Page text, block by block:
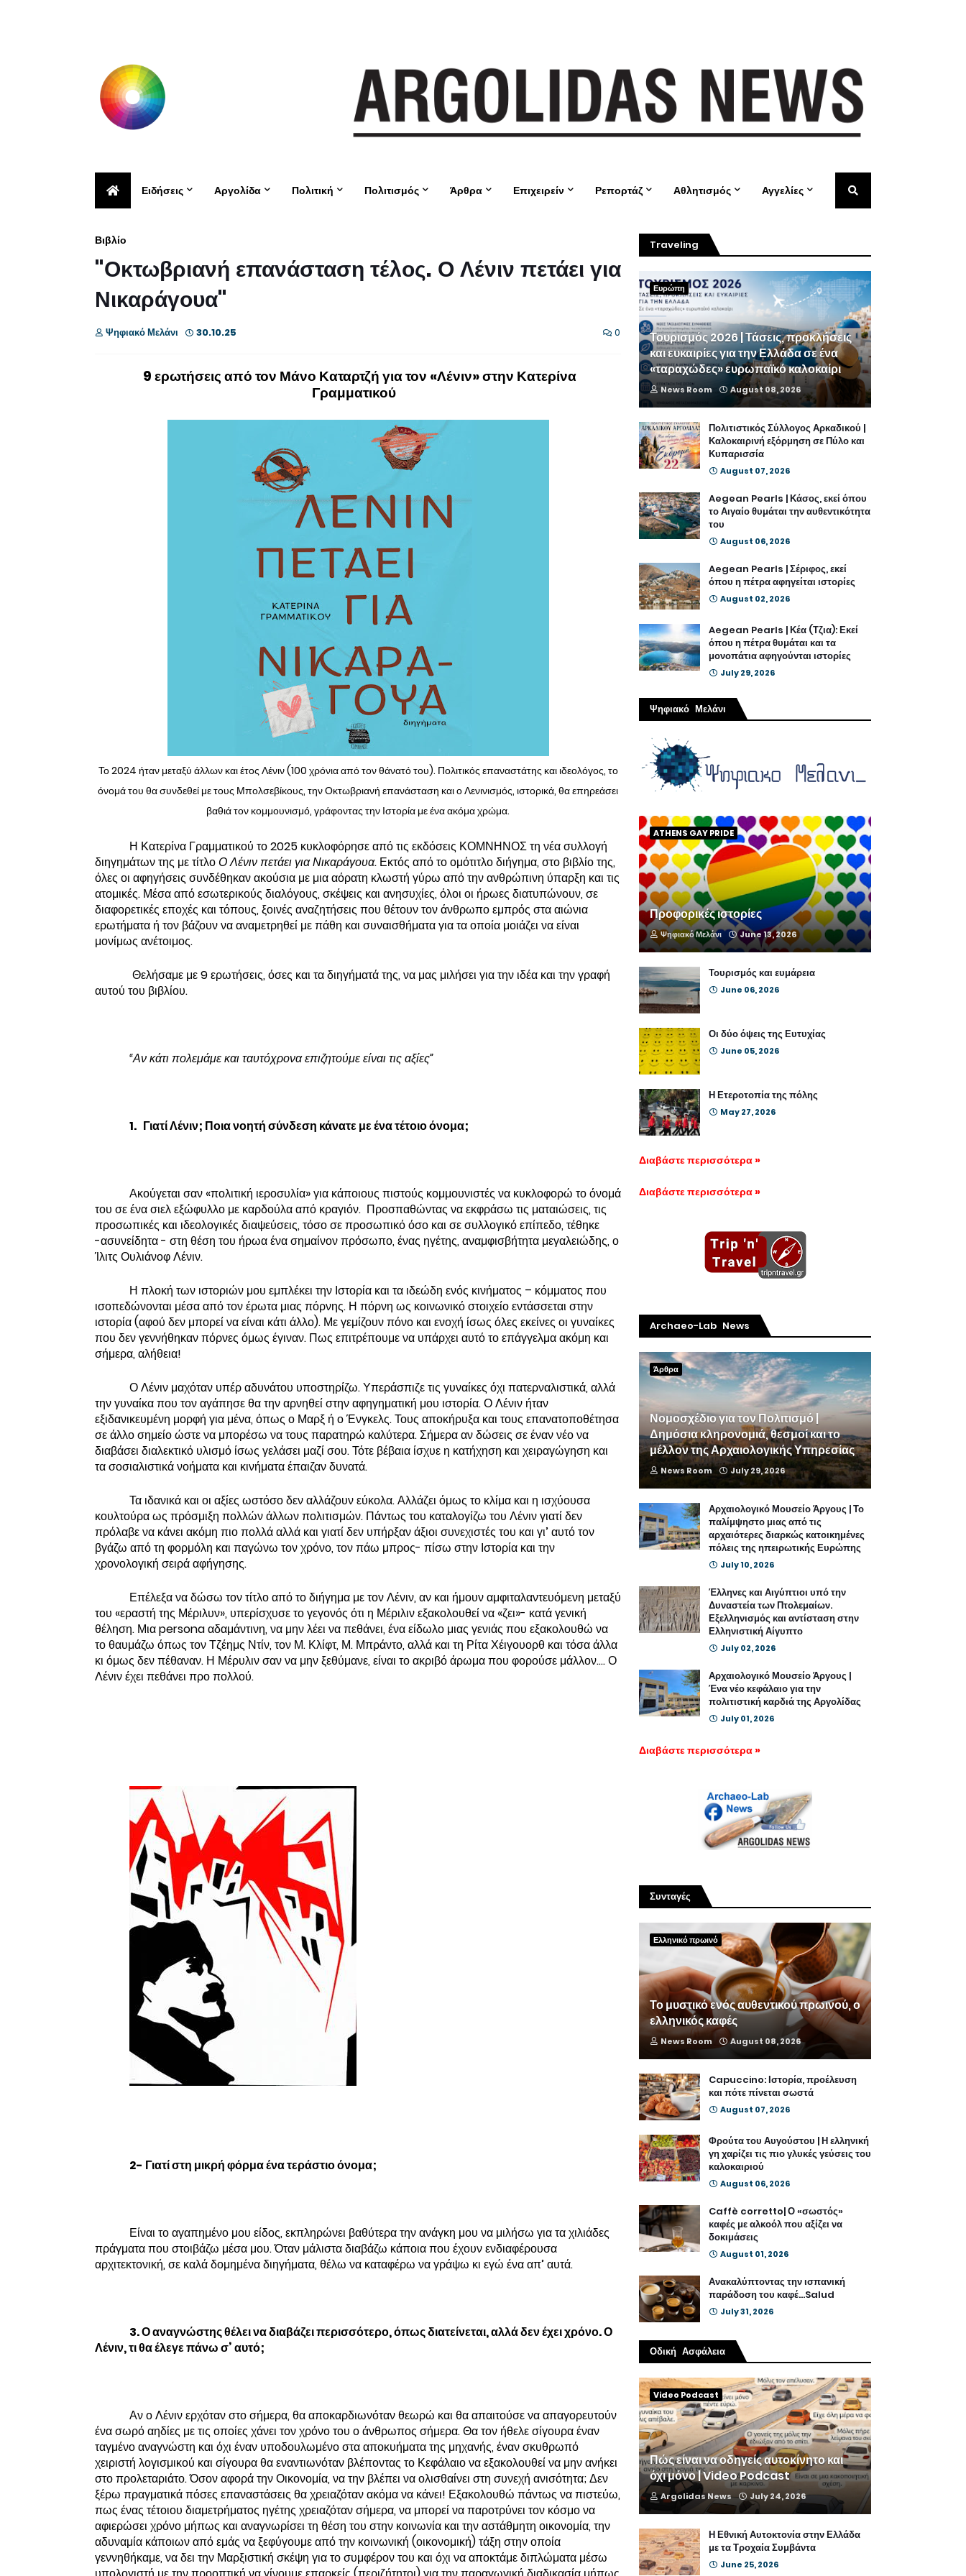
Ειδήσεις Αργολίδα Πολιτική Πολιτισμός Άρθρα Επιχειρείν Ρεπορτάζ Αθλητισμός Αγγελίες
Βιβλίο
"Οκτωβριανή επανάσταση τέλος. Ο Λένιν πετάει για
Νικαράγουα"
Ψηφιακό Μελάνι 30.10.25 0
9 ερωτήσεις από τον Μάνο Καταρτζή για τον «Λένιν» στην Κατερίνα
Γραμματικού
Το 2024 ήταν μεταξύ άλλων και έτος Λένιν (100 χρόνια από τον θάνατό του). Πολιτικός επαναστάτης και ιδεολόγος, το
όνομά του θα συνδεθεί με τους Μπολσεβίκους, την Οκτωβριανή επανάσταση και ο Λενινισμός, ιστορικά, θα επηρεάσει
βαθιά τον κομμουνισμό, γράφοντας την Ιστορία με ένα ακόμα χρώμα.
Η Κατερίνα Γραμματικού το 2025 κυκλοφόρησε από τις εκδόσεις ΚΟΜΝΗΝΟΣ τη νέα συλλογή
διηγημάτων της με τίτλοΟ Λένιν πετάει για Νικαράγουα. Εκτός από το ομότιτλο διήγημα, στο βιβλίο της,
όλες οι αφηγήσεις συνδέθηκαν ακούσια με μια αόρατη κλωστή γύρω από την ανθρώπινη ύπαρξη και τις
ατομικές. Μέσα από εσωτερικούς διαλόγους, σκέψεις και ανησυχίες, όλοι οι ήρωες διατυπώνουν, σε
διαφορετικές εποχές και τόπους, ξοινές αναζητήσεις που θέτουν τον άνθρωπο εμπρός στα αιώνια
ερωτήματα ή τον βάζουν να αναμετρηθεί με πάθη και συναισθήματα για τα οποία μοιάζει να είναι
μονίμως ανέτοιμος.
Θελήσαμε με 9 ερωτήσεις, όσες και τα διηγήματά της, να μας μιλήσει για την ιδέα και την γραφή
αυτού του βιβλίου.
“Αν κάτι πολεμάμε και ταυτόχρονα επιζητούμε είναι τις αξίες”
1. Γιατί Λένιν; Ποια νοητή σύνδεση κάνατε με ένα τέτοιο όνομα;
Ακούγεται σαν «πολιτική ιεροσυλία» για κάποιους πιστούς κομμουνιστές να κυκλοφορώ το όνομά
του σε ένα σιελ εξώφυλλο με καρδούλα από κραγιόν. Προσπαθώντας να εκφράσω τις ματαιώσεις, τις
προσωπικές και ιδεολογικές διαψεύσεις, τόσο σε προσωπικό όσο και σε συλλογικό επίπεδο, τέθηκε
-ασυνείδητα - στη θέση του ήρωα ένα σημαίνον πρόσωπο, ένας ηγέτης, αναμφισβήτητα μεγαλειώδης, ο
Ίλιτς Ουλιάνοφ Λένιν.
Η πλοκή των ιστοριών μου εμπλέκει την Ιστορία και τα ιδεώδη ενός κινήματος – κόμματος που
ισοπεδώνονται μέσα από τον έρωτα μιας πόρνης. Η πόρνη ως κοινωνικό στοιχείο εντάσσεται στην
ιστορία (αφού δεν μπορεί να είναι κάτι άλλο). Με γεμίζουν πόνο και ενοχή ίσως όλες εκείνες οι γυναίκες
που δεν γεννήθηκαν πόρνες όμως έγιναν. Πως επιτρέπουμε να υπάρχει αυτό το επάγγελμα ακόμη και
σήμερα, αλήθεια!
Ο Λένιν μαχόταν υπέρ αδυνάτου υποστηρίζω. Υπεράσπιζε τις γυναίκες όχι πατερναλιστικά, αλλά
την γυναίκα που τον αγάπησε θα την αρνηθεί στην αφηγηματική μου ιστορία. Ο Λένιν ήταν
εξιδανικευμένη μορφή για μένα, όπως ο Μαρξ ή ο Ένγκελς. Τους αποκήρυξα και τους επανατοποθέτησα
σε άλλο σημείο ώστε να μπορέσω να τους παρατηρώ καλύτερα. Σήμερα αν δώσεις σε έναν νέο να
διαβάσει διαλεκτικό υλισμό ίσως γελάσει μαζί σου. Τότε βέβαια ίσχυε η κατήχηση και χειραγώγηση και
τα σοσιαλιστικά νοήματα και κινήματα έπαιζαν δυνατά.
Τα ιδανικά και οι αξίες ωστόσο δεν αλλάζουν εύκολα. Αλλάζει όμως το κλίμα και η ισχύουσα
κουλτούρα ως πρόσμιξη πολλών άλλων πολιτισμών. Πάντως του καταλογίζω του Λένιν γιατί δεν
πρόλαβε να κάνει ακόμη πιο πολλά αλλά και γιατί δεν υπήρξαν άξιοι συνεχιστές του και γι’ αυτό τον
βγάζω από τη φορμόλη και παγώνω τον χρόνο, τον πάω μπρος- πίσω στην Ιστορία και την
χρονολογική σειρά αφήγησης.
Επέλεξα να δώσω τον τίτλο από το διήγημα με τον Λένιν, αν και ήμουν αμφιταλαντευόμενη μεταξύ
του «εραστή της Μέριλυν», υπερίσχυσε το γεγονός ότι η Μέριλιν εξακολουθεί να «ζει»- κατά γενική
θέληση. Μιαpersonaαδαμάντινη, να μην λέει να πεθάνει, ένα είδωλο μιας γενιάς που εξακολουθώ να
το θαυμάζω όπως τον Τζέημς Ντίν, τον Μ. Κλίφτ, Μ. Μπράντο, αλλά και τη Ρίτα Χέιγουορθ και τόσα άλλα
κι όμως δεν πέθαναν. Η Μέρυλιν σαν να μην ξεθύμανε, είναι το ακριβό άρωμα που φορούσε μάλλον…. Ο
Λένιν έχει πεθάνει προ πολλού.
2- Γιατί στη μικρή φόρμα ένα τεράστιο όνομα;
Είναι το αγαπημένο μου είδος, εκπληρώνει βαθύτερα την ανάγκη μου να μιλήσω για τα χιλιάδες
πράγματα που στοιβάζω μέσα μου. Όταν μάλιστα διαβάζω κάποια που έχουν ενδιαφέρουσα
αρχιτεκτονική, σε καλά δομημένα διηγήματα, θέλω να καταφέρω να γράψω κι εγώ ένα απ’ αυτά.
3. Ο αναγνώστης θέλει να διαβάζει περισσότερο, όπως διατείνεται, αλλά δεν έχει χρόνο. Ο
Λένιν, τι θα έλεγε πάνω σ’ αυτό;
Αν ο Λένιν ερχόταν στο σήμερα, θα αποκαρδιωνόταν θεωρώ και θα απαιτούσε να απαγορευτούν
ένα σωρό αηδίες με τις οποίες χάνει τον χρόνο του ο άνθρωπος σήμερα. Θα τον ήθελε σίγουρα έναν
ταγμένο αναγνώστη και όχι έναν υποδουλωμένο στα αποκυήματα της μηχανής, έναν σκυθρωπό
χειριστή λογισμικού και σίγουρα θα εναντιωνόταν βλέποντας το Κεφάλαιο να εξακολουθεί να μην ανήκει
στο προλεταριάτο. Όσον αφορά την Οικονομία, να την βλέπει να ολισθαίνει στη συνεχή ανισότητα; Δεν
ξέρω πραγματικά πόσες επαναστάσεις θα χρειαζόταν ακόμα να κάνει! Εξακολουθώ πάντως να πιστεύω,
πως ένας τέτοιου διαμετρήματος ηγέτης χρειαζόταν σήμερα, να μπορεί να παροτρύνει τον κόσμο να
αφιερώσει χρόνο μήπως και αναγνωρίσει τη θέση του στην κοινωνία και την αστάθμητη οικονομία, την
αδυναμία κάποιων από εμάς να ξεφύγουμε από την κοινωνική (οικονομική) τάξη στην οποία
γεννηθήκαμε, να δει την Μαρξιστική σκέψη για το συμφέρον του και όχι να αποκτάμε διπλώματα μέσω
Traveling
Ευρώπη
Τουρισμός 2026 | Τάσεις, προκλήσεις
και ευκαιρίες για την Ελλάδα σε ένα
«ταραχώδες» ευρωπαϊκό καλοκαίρι
News Room August 08, 2026
Πολιτιστικός Σύλλογος Αρκαδικού |
Καλοκαιρινή εξόρμηση σε Πύλο και
Κυπαρισσία
August 07, 2026
Aegean Pearls | Κάσος, εκεί όπου
το Αιγαίο θυμάται την αυθεντικότητα
του
August 06, 2026
Aegean Pearls | Σέριφος, εκεί
όπου η πέτρα αφηγείται ιστορίες
August 02, 2026
Aegean Pearls | Κέα (Τζια): Εκεί
όπου η πέτρα θυμάται και τα
μονοπάτια αφηγούνται ιστορίες
July 29, 2026
Ψηφιακό Μελάνι
ATHENS GAY PRIDE
Προφορικές ιστορίες
Ψηφιακό Μελάνι June 13, 2026
Τουρισμός και ευμάρεια
June 06, 2026
Οι δύο όψεις της Ευτυχίας
June 05, 2026
Η Ετεροτοπία της πόλης
May 27, 2026
Διαβάστε περισσότερα »
Διαβάστε περισσότερα »
Archaeo-Lab News
Άρθρα
Νομοσχέδιο για τον Πολιτισμό |
Δημόσια κληρονομιά, θεσμοί και το
μέλλον της Αρχαιολογικής Υπηρεσίας
News Room July 29, 2026
Αρχαιολογικό Μουσείο Άργους | Το
παλίμψηστο μιας από τις
αρχαιότερες διαρκώς κατοικημένες
πόλεις της ηπειρωτικής Ευρώπης
July 10, 2026
Έλληνες και Αιγύπτιοι υπό την
Δυναστεία των Πτολεμαίων.
Εξελληνισμός και αντίσταση στην
Ελληνιστική Αίγυπτο
July 02, 2026
Αρχαιολογικό Μουσείο Άργους |
Ένα νέο κεφάλαιο για την
πολιτιστική καρδιά της Αργολίδας
July 01, 2026
Διαβάστε περισσότερα »
Συνταγές
Ελληνικό πρωινό
Το μυστικό ενός αυθεντικού πρωινού, ο
ελληνικός καφές
News Room August 08, 2026
Capuccino: Ιστορία, προέλευση
και πότε πίνεται σωστά
August 07, 2026
Φρούτα του Αυγούστου | Η ελληνική
γη χαρίζει τις πιο γλυκές γεύσεις του
καλοκαιριού
August 06, 2026
Caffè corretto| Ο «σωστός»
καφές με αλκοόλ που αξίζει να
δοκιμάσεις
August 01, 2026
Ανακαλύπτοντας την ισπανική
παράδοση του καφέ...Salud
July 31, 2026
Οδική Ασφάλεια
Video Podcast
Πώς είναι να οδηγείς αυτοκίνητο και
όχι μόνο | Video Podcast
Argolidas News July 24, 2026
Η Εθνική Αυτοκτονία στην Ελλάδα
με τα Τροχαία Συμβάντα
June 25, 2026